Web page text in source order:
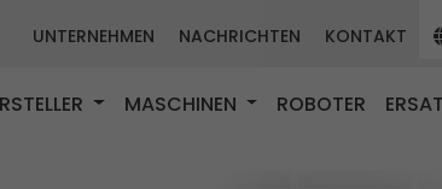
UNTERNEHMEN NACHRICHTEN KONTAKT
MASCHINEN ROBOTER